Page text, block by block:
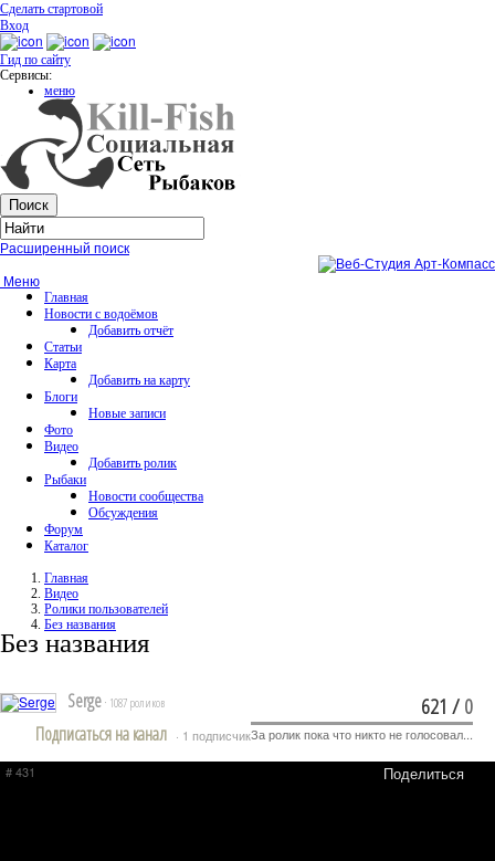
Сделать стартовой
Вход
Гид по сайту
Сервисы:
меню
Расширенный поиск
Меню
Главная
Новости с водоёмов
Добавить отчёт
Статьи
Карта
Добавить на карту
Блоги
Новые записи
Фото
Видео
Добавить ролик
Рыбаки
Новости сообщества
Обсуждения
Форум
Каталог
Главная
Видео
Ролики пользователей
Без названия
Без названия
Serge · 1087 роликов
Подписаться на канал · 1 подписчик
# 431 Поделиться
621 /0
За ролик пока что никто не голосовал...